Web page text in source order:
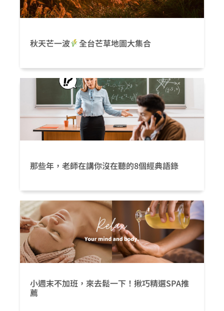
秋天芒一波 全台芒草地圖大集合
那些年，老師在講你沒在聽的8個經典語錄
小週末不加班，來去鬆一下！揪巧精選SPA推
薦